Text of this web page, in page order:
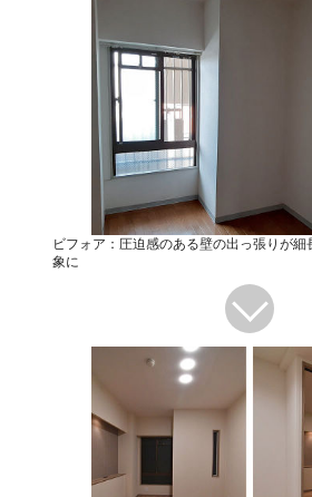
ビフォア：圧迫感のある壁の出っ張りが細
象に